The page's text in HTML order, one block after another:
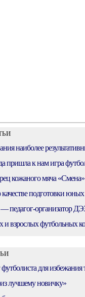
наиболее
пришла к нам игра
кожаного мяча «Смена»
подготовки
педагог-организатор
и взрослых футбольных
для избежания
лучшему новичку»